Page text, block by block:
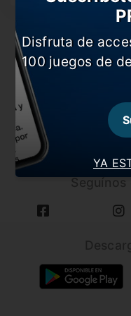
Seguínos
YA
Disfruta de
100 juegos de